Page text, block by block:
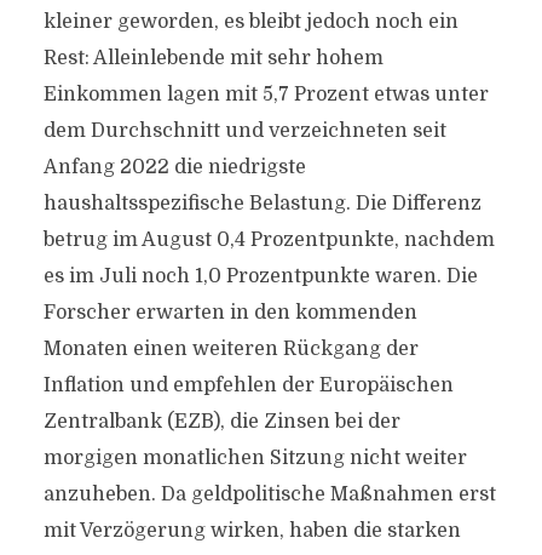
kleiner geworden, es bleibt jedoch noch ein
Rest: Alleinlebende mit sehr hohem
Einkommen lagen mit 5,7 Prozent etwas unter
dem Durchschnitt und verzeichneten seit
Anfang 2022 die niedrigste
haushaltsspezifische Belastung. Die Differenz
betrug im August 0,4 Prozentpunkte, nachdem
es im Juli noch 1,0 Prozentpunkte waren. Die
Forscher erwarten in den kommenden
Monaten einen weiteren Rückgang der
Inflation und empfehlen der Europäischen
Zentralbank (EZB), die Zinsen bei der
morgigen monatlichen Sitzung nicht weiter
anzuheben. Da geldpolitische Maßnahmen erst
mit Verzögerung wirken, haben die starken